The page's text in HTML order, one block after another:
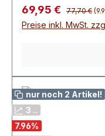
Verkaufspreis:
69,95 € Regulärer
77,70 €
Preise inkl. MwSt.
nur noch 2 Artikel!
3 ..
7.96%